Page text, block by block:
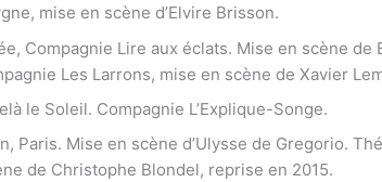
mise en scène d’Elvire Brisson.
Compagnie Lire aux éclats. Mise en scène
Les Larrons, mise en scène de Xavier
le Soleil. Compagnie L’Explique-Songe.
Paris. Mise en scène d’Ulysse de Gregorio.
de Christophe Blondel, reprise en 2015.